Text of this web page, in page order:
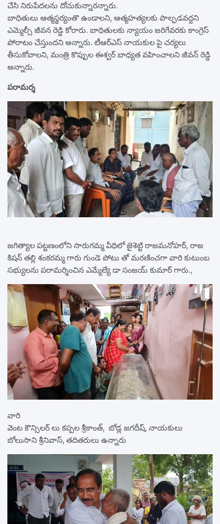
చేసి నిరుపేదలను దోచుకున్నారన్నారు.
బాధితులు ఆత్మస్థర్యంతొ ఉండాలని, ఆత్మహత్యలకు పాల్పడవద్దని
ఎమ్మెల్సీ జీవన రెడ్డి కోరారు. బాధితులకు న్యాయం జరిగేవరకు కాంగ్రెస్
పోరాటం చేస్తుందని అన్నారు. టీఆర్ఎస్ నాయకుల పై చర్యలు
తీసుకోవాలని, మంత్రి కొప్పుల ఈశ్వర్ బాధ్యత వహించాలని జీవన్ రెడ్డి
అన్నారు.
పరామర్శ
జగిత్యాల పట్టణంలోని సారుగమ్మ వీధిలో జైశెట్టి రాజమనోహర్, రాజ
కిషన్ తల్లి శంకరమ్మ గారు గుండె పోటు తో మరణించగా వారి కుటుంబ
సభ్యులను పరామర్శించిన ఎమ్మేల్యే డా సంజయ్ కుమార్ గారు.,
వారి
వెంట కౌన్సిలర్ లు కప్పల శ్రీకాంత్, బోడ్ల జగదీష్, నాయకులు
బోలుసాని శ్రీనివాస్, తదితరులు ఉన్నారు